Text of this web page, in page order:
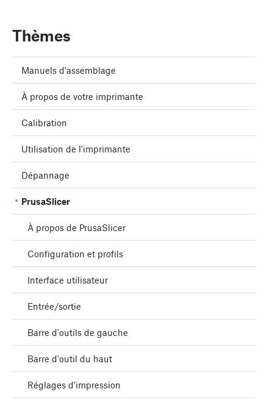
Thèmes
Manuels d'assemblage
À propos de votre imprimante
Calibration
Utilisation de l'imprimante
Dépannage
PrusaSlicer
À propos de PrusaSlicer
Configuration et profils
Interface utilisateur
Entrée/sortie
Barre d'outils de gauche
Barre d'outil du haut
Réglages d'impression